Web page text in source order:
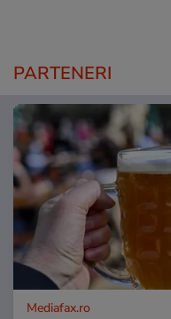
PARTENERI
Mediafax.ro